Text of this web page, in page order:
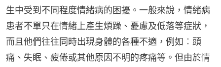
生中受到不同程度情緒病的困擾。一般來說，情緒病
患者不單只在情緒上產生煩躁、憂慮及低落等症狀，
而且他們往往同時出現身體的各種不適，例如︰頭
痛、失眠、疲倦或其他原因不明的疼痛等。但由於情